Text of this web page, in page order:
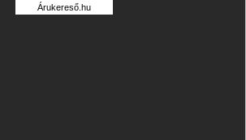
U
Árukereső.hu